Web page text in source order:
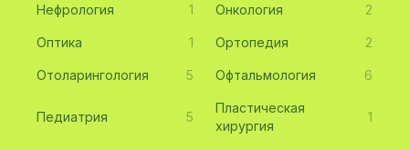
Нефрология 1 Онкология 2
Оптика 1 Ортопедия 2
Отоларингология 5 Офтальмология 6
Педиатрия 5
Пластическая
хирургия
1